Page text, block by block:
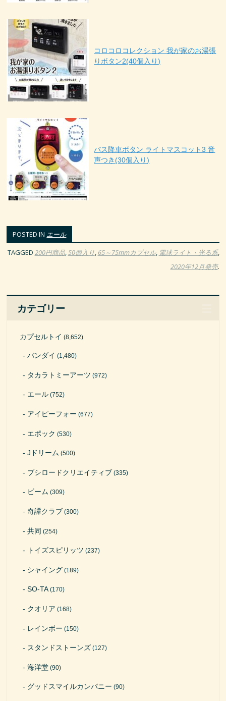
コロコロコレクション 我が家のお湯張
りボタン2(40個入り)
バス降車ボタン ライトマスコット3 音
声つき(30個入り)
POSTED IN エール
TAGGED 200円商品,50個入り, 65～75mmカプセル, 電球ライト・光る系,
2020年12月発売.
カテゴリー
カプセルトイ (8,652)
バンダイ (1,480)
タカラトミーアーツ (972)
エール (752)
アイピーフォー (677)
エポック (530)
Jドリーム (500)
ブシロードクリエイティブ (335)
ビーム (309)
奇譚クラブ (300)
共同 (254)
トイズスピリッツ (237)
シャイング (189)
SO-TA(170)
クオリア (168)
レインボー (150)
スタンドストーンズ (127)
海洋堂 (90)
グッドスマイルカンパニー (90)